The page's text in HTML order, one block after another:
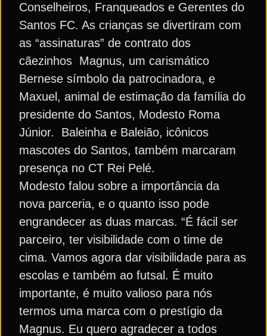
Conselheiros, Franqueados e Gerentes do
Santos FC. As crianças se divertiram com
as “assinaturas” de contrato dos
cãezinhos Magnus, um carismático
Bernese símbolo da patrocinadora, e
Maxuel, animal de estimação da família do
presidente do Santos, Modesto Roma
Júnior. Baleinha e Baleião, icônicos
mascotes do Santos, também marcaram
presença no CT Rei Pelé.
Modesto falou sobre a importância da
nova parceria, e o quanto isso pode
engrandecer as duas marcas. “É fácil ser
parceiro, ter visibilidade com o time de
cima. Vamos agora dar visibilidade para as
escolas e também ao futsal. É muito
importante, é muito valioso para nós
termos uma marca com o prestígio da
Magnus. Eu quero agradecer a todos